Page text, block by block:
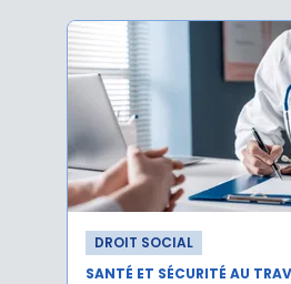
DROIT SOCIAL
SANTÉ ET SÉCURITÉ AU